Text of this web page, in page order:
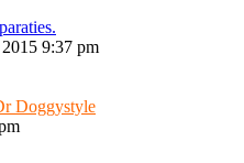
9:37 pm
Doggystyle